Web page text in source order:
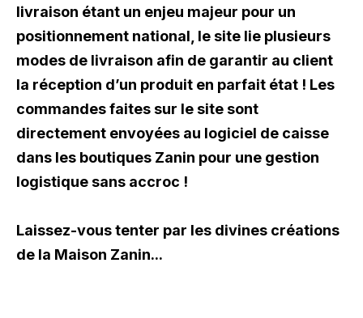
livraison étant un enjeu majeur pour un
positionnement national, le site lie plusieurs
modes de livraison afin de garantir au client
la réception d’un produit en parfait état ! Les
commandes faites sur le site sont
directement envoyées au logiciel de caisse
dans les boutiques Zanin pour une gestion
logistique sans accroc !
Laissez-vous tenter par les divines créations
de la Maison Zanin...